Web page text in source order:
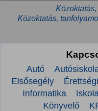
Közoktatás,
Autó
Elsősegély
Érettségi
Informatika
Könyvelő